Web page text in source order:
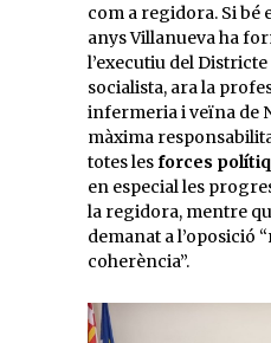
com a regidora. Si bé
anys Villanueva ha
l’executiu del
socialista, ara la
infermeria i veïna de
màxima
totes lesforces
en especial les
la regidora, mentre
demanat a l’oposició
coherència”.